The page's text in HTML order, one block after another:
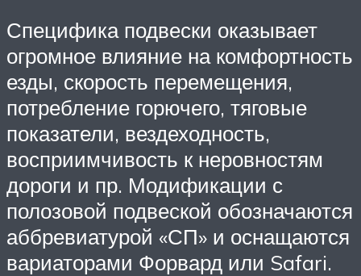
Специфика подвески оказывает
огромное влияние на комфортность
езды, скорость перемещения,
потребление горючего, тяговые
показатели, вездеходность,
восприимчивость к неровностям
дороги и пр. Модификации с
полозовой подвеской обозначаются
аббревиатурой «СП» и оснащаются
вариаторами Форвард или Safari.